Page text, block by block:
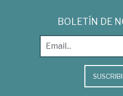
BOLETÍN DE